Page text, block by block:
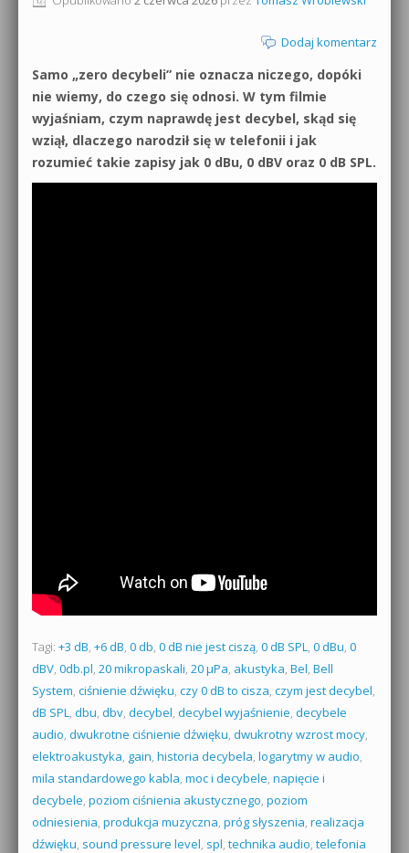
Sylenth1 od podstaw
Sound Forge od podstaw
Dubstep z syntezatorem Massive
Newsletter
Materiały dla mediów
Archiwum aktualności
Dodaj komentarz
Samo „zero decybeli” nie oznacza niczego, dopóki
nie wiemy, do czego się odnosi. W tym filmie
wyjaśniam, czym naprawdę jest decybel, skąd się
wziął, dlaczego narodził się w telefonii i jak
rozumieć takie zapisy jak 0 dBu, 0 dBV oraz 0 dB SPL.
Tagi: +3 dB, +6 dB, 0 db, 0 dB nie jest ciszą, 0 dB SPL, 0 dBu, 0
dBV, 0db.pl, 20 mikropaskali, 20 µPa, akustyka, Bel, Bell
System, ciśnienie dźwięku, czy 0 dB to cisza, czym jest decybel,
dB SPL, dbu, dbv, decybel, decybel wyjaśnienie, decybele
audio, dwukrotne ciśnienie dźwięku, dwukrotny wzrost mocy,
elektroakustyka, gain, historia decybela, logarytmy w audio,
mila standardowego kabla, moc i decybele, napięcie i
decybele, poziom ciśnienia akustycznego, poziom
odniesienia, produkcja muzyczna, próg słyszenia, realizacja
dźwięku, sound pressure level, spl, technika audio, telefonia